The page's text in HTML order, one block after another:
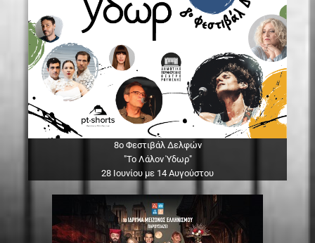
8ο Φεστιβάλ Δελφών
"Το Λάλον Ύδωρ"
28 Ιουνίου με 14 Αυγούστου